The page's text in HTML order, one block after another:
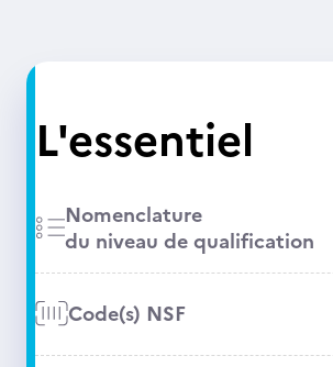
L'essentiel
Nomenclature
du niveau de qualification
Code(s) NSF